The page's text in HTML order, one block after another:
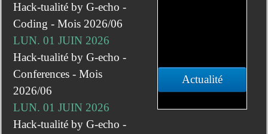
Actualité
Hack-tualité by G-echo -
Coding - Mois 2026/06
LUN. 01 JUIN 2026
Hack-tualité by G-echo -
Conferences - Mois
2026/06
LUN. 01 JUIN 2026
Hack-tualité by G-echo -